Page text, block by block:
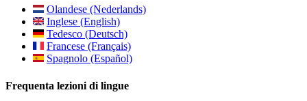
Olandese (Nederlands)
Inglese (English)
Tedesco (Deutsch)
Francese (Français)
Spagnolo (Español)
Frequenta lezioni di lingue